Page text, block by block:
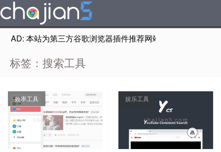
AD: 本站为第三方谷歌浏览器插件推荐网站，非Google
标签：搜索工具
效率工具 娱乐工具